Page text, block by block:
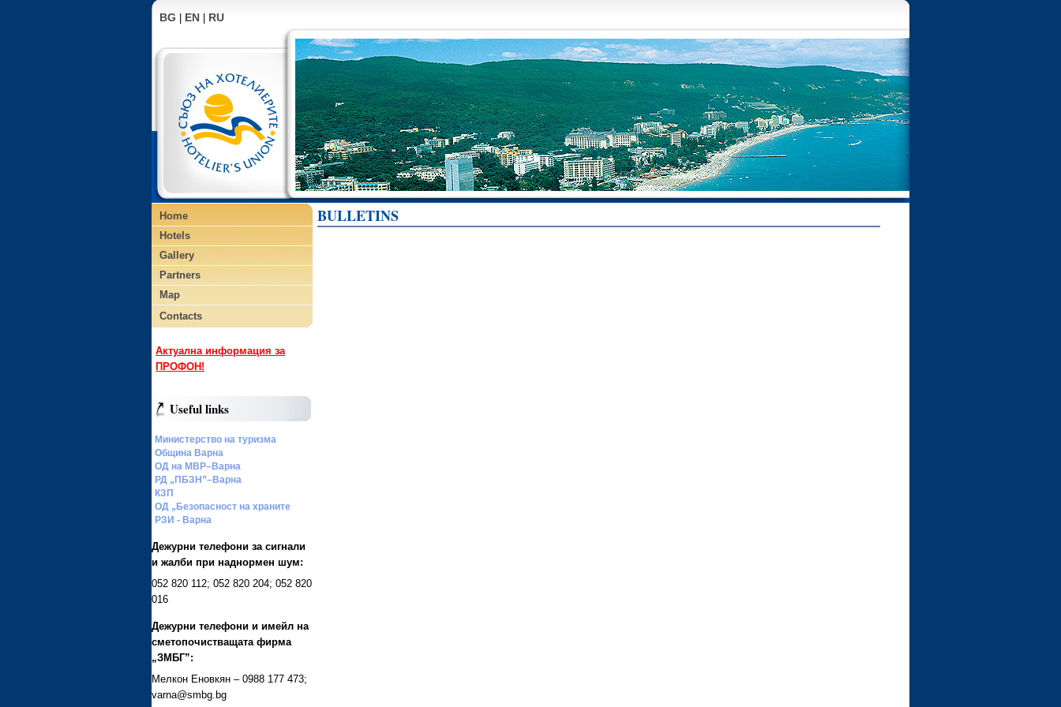
BG EN RU
Home
Hotels
Gallery
Partners
Map
Contacts
Актуална информация за
ПРОФОН!
Useful links
Министерство на туризма
Община Варна
ОД на МВР–Варна
РД „ПБЗН”–Варна
КЗП
ОД „Безопасност на храните
РЗИ - Варна
Дежурни телефони за сигнали
и жалби при наднормен шум:
052 820 112; 052 820 204; 052 820
016
Дежурни телефони и имейл на
сметопочистващата фирма
„ЗМБГ”:
Мелкон Еновкян – 0988 177 473;
varna@smbg.bg
BULLETINS